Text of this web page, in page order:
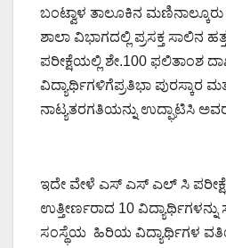
ಬಂಟ್ವಾಳ ತಾಲೂಕಿನ
ಶಾಲಾ ವಿಭಾಗದಲ್ಲಿ ಪ್ರಸಕ್ತ ಸಾಲಿನ
ಪರೀಕ್ಷೆಯಲ್ಲಿ ಶೇ.100 ಫಲಿತಾಂಶ
ವಿದ್ಯಾರ್ಥಿಗಳಿಗೆಪ್ರತಿಭಾ ಪುರಸ್ಕಾರ
ನಾಟ್ಯತರಗತಿಯನ್ನು ಉದ್ಘಾಟಿಸಿ
ಇದೇ ವೇಳೆ ಎಸ್ ಎಸ್ ಎಲ್ ಸಿ
ಉತ್ತೀರ್ಣರಾದ 10
ಸಂಸ್ಥೆಯ ಹಿರಿಯ ವಿದ್ಯಾರ್ಥಿಗಳ